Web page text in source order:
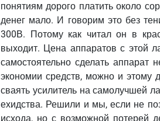
понятиям дорого платить около
денег мало. И говорим это без
300В. Потому как читал он в
выходит. Цена аппаратов с этой
самостоятельно сделать аппарат
экономии средств, можно и этому
сваять усилитель на самолучшей
ехидства. Решили и мы, если не
исхода, но с возможной потерей